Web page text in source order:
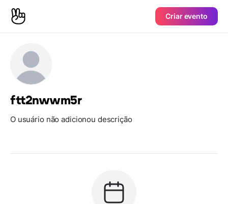
Criar evento
ftt2nwwm5r
O usuário não adicionou descrição